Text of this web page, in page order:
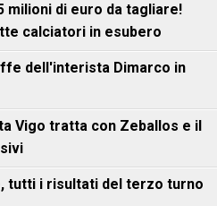
milioni di euro da tagliare!
calciatori in esubero
dell'interista Dimarco in
Vigo tratta con Zeballos e il
tutti i risultati del terzo turno